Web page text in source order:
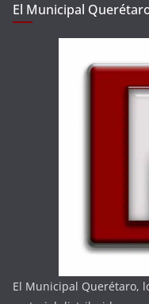
El Municipal
El Municipal Querétaro,